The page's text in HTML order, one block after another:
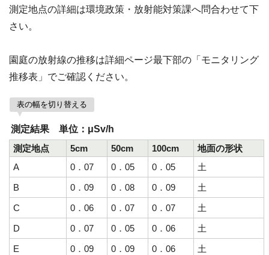
測定地点の詳細は環境政策・放射能対策課へ問合わせて下
さい。
園庭の放射線の推移は詳細ページ最下部の「モニタリング
推移表」でご確認ください。
表の幅を切り替える
測定結果 単位：μSv/h
測定地点
5cm 50cm 100cm
地面の形状
A
0．07 0．05 0．05
土
B
0．09 0．08 0．09
土
C
0．06 0．07 0．07
土
D
0．07 0．05 0．06
土
E
0．09 0．09 0．06 土